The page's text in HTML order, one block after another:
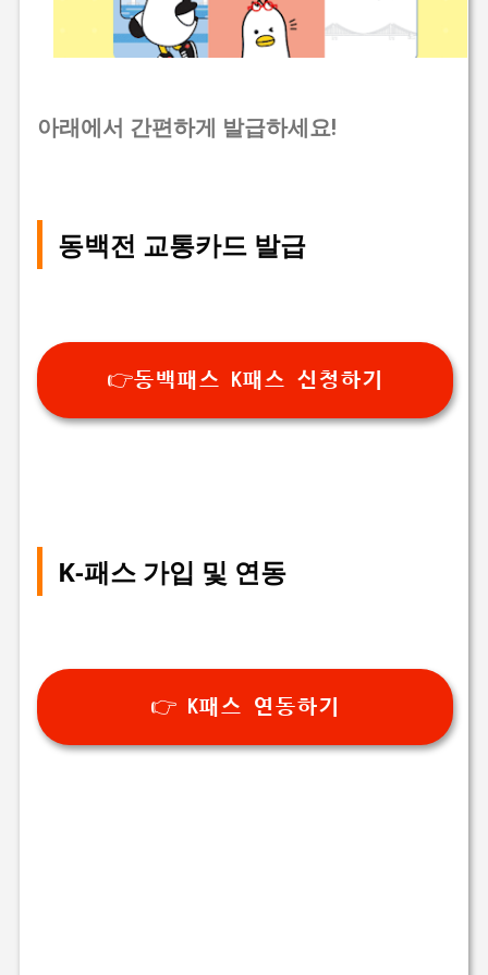
아래에서 간편하게 발급하세요!
동백전 교통카드 발급
👉동백패스 K패스 신청하기
K-패스 가입 및 연동
👉 K패스 연동하기